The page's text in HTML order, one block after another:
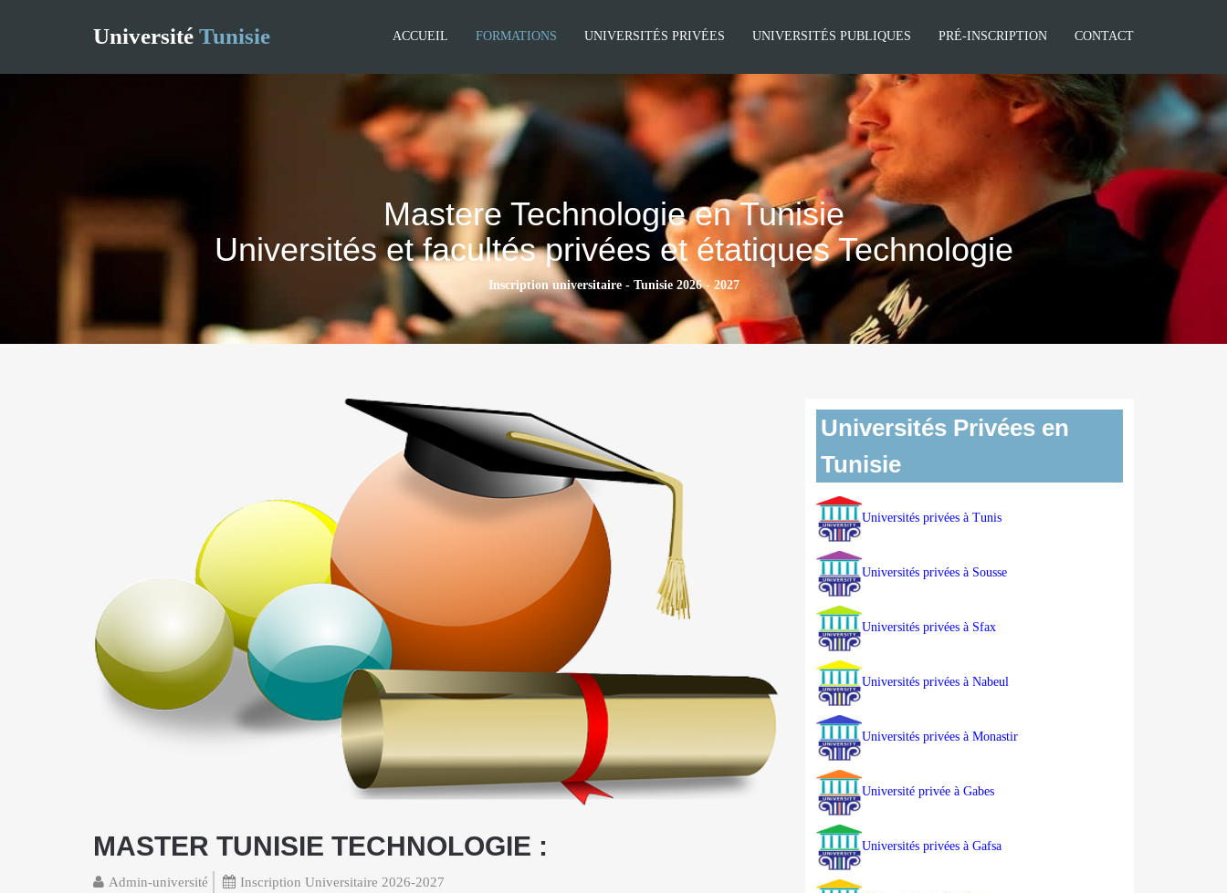
Université Tunisie ACCUEIL FORMATIONS UNIVERSITÉS PRIVÉES UNIVERSITÉS PUBLIQUES PRÉ-INSCRIPTION CONTACT
Mastere Technologie en Tunisie
Universités et facultés privées et étatiques Technologie
Inscription universitaire - Tunisie 2026 - 2027
MASTER TUNISIE TECHNOLOGIE :
Admin-université Inscription Universitaire 2026-2027
Universités Privées en
Tunisie
Universités privées à Tunis
Universités privées à Sousse
Universités privées à Sfax
Universités privées à Nabeul
Universités privées à Monastir
Université privée à Gabes
Universités privées à Gafsa